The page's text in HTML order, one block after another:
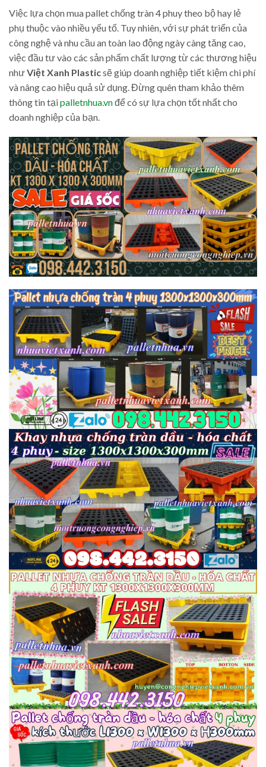
Việc lựa chọn mua pallet chống tràn 4 phuy theo bộ hay lẻ
phụ thuộc vào nhiều yếu tố. Tuy nhiên, với sự phát triển của
công nghệ và nhu cầu an toàn lao động ngày càng tăng cao,
việc đầu tư vào các sản phẩm chất lượng từ các thương hiệu
nhưViệt Xanh Plasticsẽ giúp doanh nghiệp tiết kiệm chi phí
và nâng cao hiệu quả sử dụng. Đừng quên tham khảo thêm
thông tin tạipalletnhua.vnđể có sự lựa chọn tốt nhất cho
doanh nghiệp của bạn.